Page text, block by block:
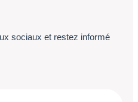
sociaux et restez informé